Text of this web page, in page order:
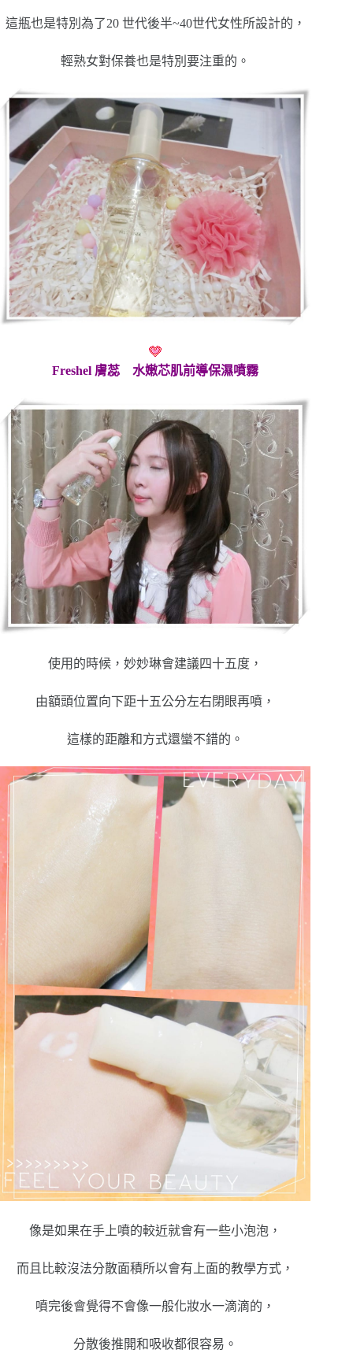
這瓶也是特別為了20 世代後半~40世代女性所設計的，
輕熟女對保養也是特別要注重的。
Freshel 膚蕊 水嫩芯肌前導保濕噴霧
使用的時候，妙妙琳會建議四十五度，
由額頭位置向下距十五公分左右閉眼再噴，
這樣的距離和方式還蠻不錯的。
像是如果在手上噴的較近就會有一些小泡泡，
而且比較沒法分散面積所以會有上面的教學方式，
噴完後會覺得不會像一般化妝水一滴滴的，
分散後推開和吸收都很容易。